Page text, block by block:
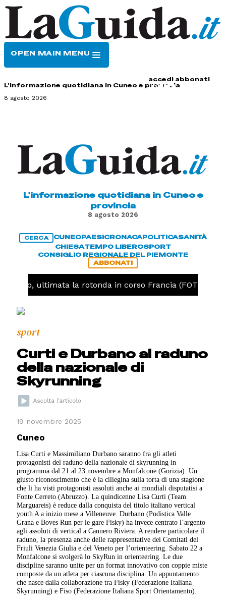
OPEN MAIN MENU
accedi abbonati
L'informazione quotidiana in Cuneo e provincia
8 agosto 2026
L'informazione quotidiana in Cuneo e
provincia
8 agosto 2026
CERCA CUNEOPAESICRONACAPOLITICASANITÀ
CHIESATEMPO LIBEROSPORT
CONSIGLIO REGIONALE DEL PIEMONTE
ABBONATI
Cuneo, ultimata la rotonda in corso Francia (FOTO)
sport
Curti e Durbano al raduno
della nazionale di
Skyrunning
19 novembre 2025
Cuneo
Lisa Curti e Massimiliano Durbano saranno fra gli atleti
protagonisti del raduno della nazionale di skyrunning in
programma dal 21 al 23 novembre a Monfalcone (Gorizia). Un
giusto riconoscimento che è la ciliegina sulla torta di una stagione
che li ha visti protagonisti assoluti anche ai mondiali disputatisi a
Fonte Cerreto (Abruzzo). La quindicenne Lisa Curti (Team
Marguareis) è reduce dalla conquista del titolo italiano vertical
youth A a inizio mese a Villeneuve. Durbano (Podistica Valle
Grana e Boves Run per le gare Fisky) ha invece centrato l’argento
agli assoluti di vertical a Cannero Riviera. A rendere particolare il
raduno, la presenza anche delle rappresentative dei Comitati del
Friuli Venezia Giulia e del Veneto per l’orienteering. Sabato 22 a
Monfalcone si svolgerà lo SkyRun in orienteering. Le due
discipline saranno unite per un format innovativo con coppie miste
composte da un atleta per ciascuna disciplina. Un appuntamento
che nasce dalla collaborazione tra Fisky (Federazione Italiana
Skyrunning) e Fiso (Federazione Italiana Sport Orientamento).